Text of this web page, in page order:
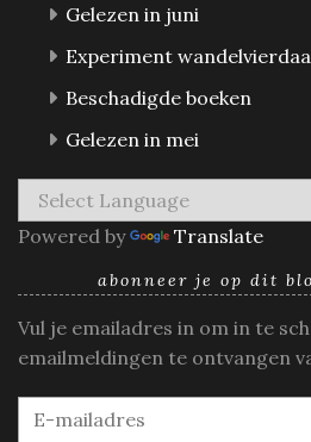
Gelezen in juni
Experiment
Beschadigde boeken
Gelezen in mei
Powered by Translate
abonneer je op dit
Vul je emailadres in om in te
emailmeldingen te ontvangen
E-